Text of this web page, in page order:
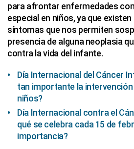
para afrontar enfermedades
especial en niños, ya que
síntomas que nos permiten
presencia de alguna neoplasia
contra la vida del infante.
Día Internacional del Cáncer
tan importante la
niños?
Día Internacional contra el
qué se celebra cada 15 de
importancia?